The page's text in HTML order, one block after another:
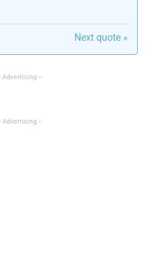
Next quote »